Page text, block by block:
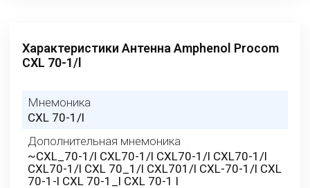
Характеристики Антенна Amphenol Procom
CXL 70-1/l
Мнемоника
CXL 70-1/l
Дополнительная мнемоника
~CXL_70-1/l CXL70-1/l CXL70-1/l CXL70-1/l
CXL70-1/l CXL 70_1/l CXL701/l CXL-70-1/l CXL
70-1-l CXL 70-1_l CXL 70-1 l